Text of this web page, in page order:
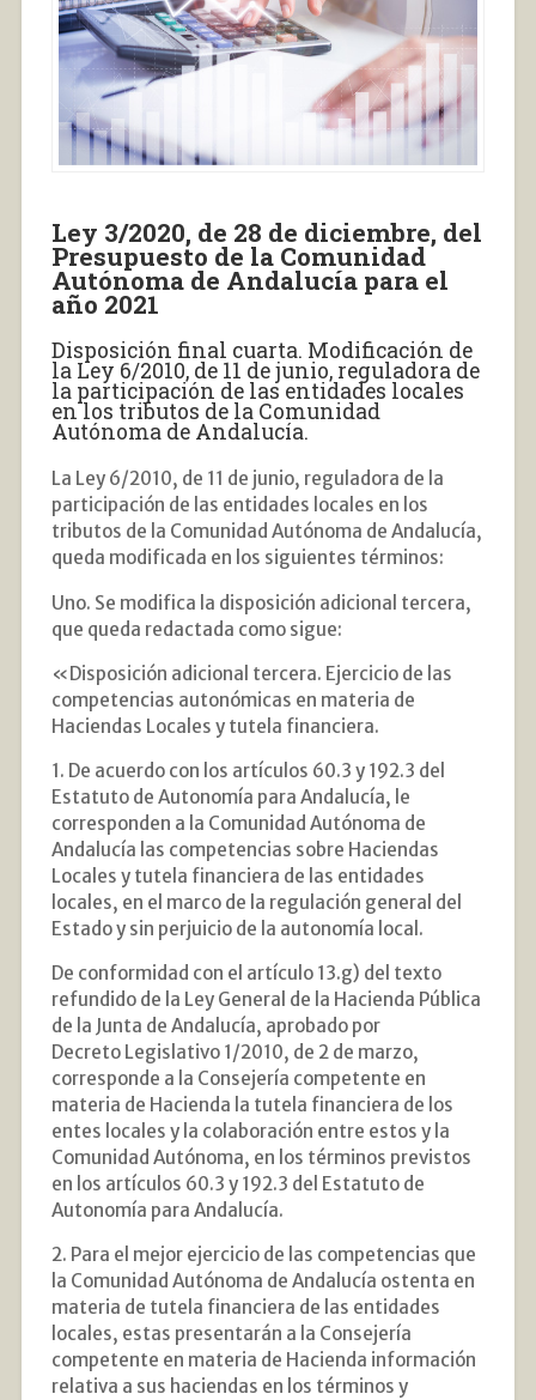
Ley 3/2020, de 28 de diciembre, del
Presupuesto de la Comunidad
Autónoma de Andalucía para el
año 2021
Disposición final cuarta. Modificación de
la Ley 6/2010, de 11 de junio, reguladora de
la participación de las entidades locales
en los tributos de la Comunidad
Autónoma de Andalucía.
La Ley 6/2010, de 11 de junio, reguladora de la
participación de las entidades locales en los
tributos de la Comunidad Autónoma de Andalucía,
queda modificada en los siguientes términos:
Uno. Se modifica la disposición adicional tercera,
que queda redactada como sigue:
«Disposición adicional tercera. Ejercicio de las
competencias autonómicas en materia de
Haciendas Locales y tutela financiera.
1. De acuerdo con los artículos 60.3 y 192.3 del
Estatuto de Autonomía para Andalucía, le
corresponden a la Comunidad Autónoma de
Andalucía las competencias sobre Haciendas
Locales y tutela financiera de las entidades
locales, en el marco de la regulación general del
Estado y sin perjuicio de la autonomía local.
De conformidad con el artículo 13.g) del texto
refundido de la Ley General de la Hacienda Pública
de la Junta de Andalucía, aprobado por
Decreto Legislativo 1/2010, de 2 de marzo,
corresponde a la Consejería competente en
materia de Hacienda la tutela financiera de los
entes locales y la colaboración entre estos y la
Comunidad Autónoma, en los términos previstos
en los artículos 60.3 y 192.3 del Estatuto de
Autonomía para Andalucía.
2. Para el mejor ejercicio de las competencias que
la Comunidad Autónoma de Andalucía ostenta en
materia de tutela financiera de las entidades
locales, estas presentarán a la Consejería
competente en materia de Hacienda información
relativa a sus haciendas en los términos y